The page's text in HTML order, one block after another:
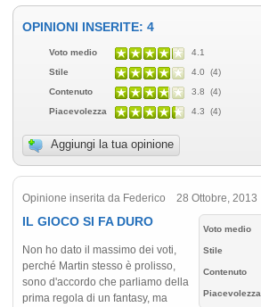
OPINIONI INSERITE: 4
Voto medio
4.1
Stile
4.0 (4)
Contenuto
3.8 (4)
Piacevolezza
4.3 (4)
Aggiungi la tua opinione
Opinione inserita da Federico 28 Ottobre, 2013
Voto medio
Stile
Contenuto
Piacevolezza
IL GIOCO SI FA DURO
Non ho dato il massimo dei voti,
perché Martin stesso è prolisso,
sono d'accordo che parliamo della
prima regola di un fantasy, ma